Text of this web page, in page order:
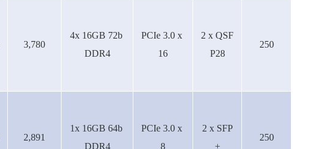
3,780
4x 16GB 72b
DDR4
PCIe 3.0 x
16
2 x QSF
P28
250
2,891
1x 16GB 64b
DDR4
PCIe 3.0 x
8
2 x SFP
+
250